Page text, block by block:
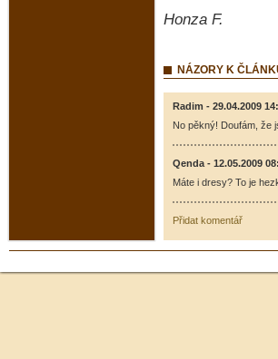
Honza F.
NÁZORY K
Radim - 29.04.2009
No pěkný! Doufám, že
Qenda - 12.05.2009
Máte i dresy? To je
Přidat komentář